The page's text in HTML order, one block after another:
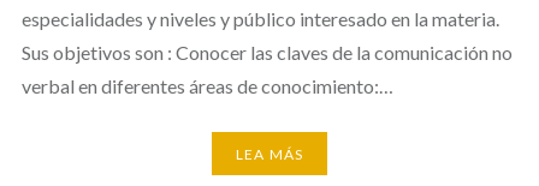
especialidades y niveles y público interesado en la materia.
Sus objetivos son : Conocer las claves de la comunicación no
verbal en diferentes áreas de conocimiento:…
LEA MÁS